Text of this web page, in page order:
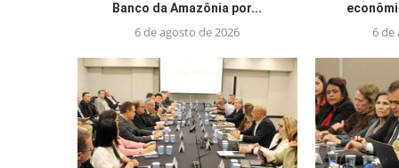
Banco da Amazônia por...
6 de agosto de 2026 6 de